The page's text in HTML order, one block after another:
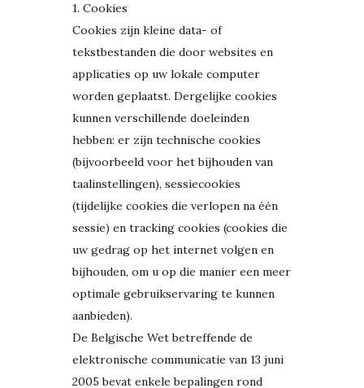
1. Cookies
Cookies zijn kleine data- of
tekstbestanden die door websites en
applicaties op uw lokale computer
worden geplaatst. Dergelijke cookies
kunnen verschillende doeleinden
hebben: er zijn technische cookies
(bijvoorbeeld voor het bijhouden van
taalinstellingen), sessiecookies
(tijdelijke cookies die verlopen na één
sessie) en tracking cookies (cookies die
uw gedrag op het internet volgen en
bijhouden, om u op die manier een meer
optimale gebruikservaring te kunnen
aanbieden).
De Belgische Wet betreffende de
elektronische communicatie van 13 juni
2005 bevat enkele bepalingen rond